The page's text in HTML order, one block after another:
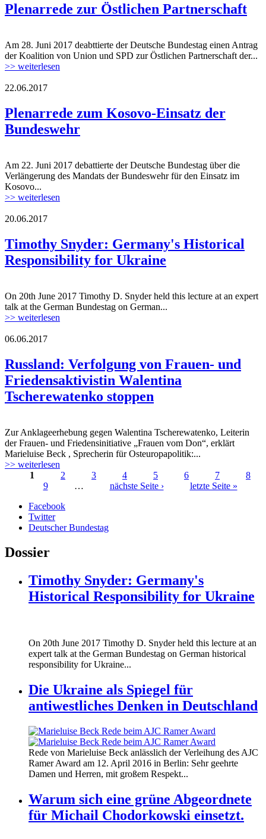
Plenarrede zur Östlichen Partnerschaft
170728_plenum_rede_oep.jpg
Am 28. Juni 2017 deabttierte der Deutsche Bundestag einen Antrag
der Koalition von Union und SPD zur Östlichen Partnerschaft der...
>> weiterlesen
170722_plenum_rede_kfor.jpg
22.06.2017
Plenarrede zum Kosovo-Einsatz der
Bundeswehr
170722_plenum_rede_kfor.jpg
Am 22. Juni 2017 debattierte der Deutsche Bundestag über die
Verlängerung des Mandats der Bundeswehr für den Einsatz im
Kosovo...
>> weiterlesen
170620_fg_ukraine_timothy_snyder.jpg
20.06.2017
Timothy Snyder: Germany's Historical
Responsibility for Ukraine
170620_fg_ukraine_timothy_snyder.jpg
On 20th June 2017 Timothy D. Snyder held this lecture at an expert
talk at the German Bundestag on German...
>> weiterlesen
06.06.2017
Russland: Verfolgung von Frauen- und
Friedensaktivistin Walentina
Tscherewatenko stoppen
Zur Anklageerhebung gegen Walentina Tscherewatenko, Leiterin
der Frauen- und Friedensinitiative „Frauen vom Don“, erklärt
Marieluise Beck , Sprecherin für Osteuropapolitik:...
>> weiterlesen
1 2 3 4 5 6 7
8
9
… nächste Seite ›
letzte Seite »
Facebook
Twitter
Deutscher Bundestag
Dossier
Timothy Snyder: Germany's
Historical Responsibility for Ukraine
On 20th June 2017 Timothy D. Snyder held this lecture at an
expert talk at the German Bundestag on German historical
responsibility for Ukraine...
Die Ukraine als Spiegel für
antiwestliches Denken in Deutschland
160412_ramer_award.jpg
160412_ramer_award.jpg
Rede von Marieluise Beck anlässlich der Verleihung des AJC
Ramer Award am 12. April 2016 in Berlin: Sehr geehrte
Damen und Herren, mit großem Respekt...
Warum sich eine grüne Abgeordnete
für Michail Chodorkowski einsetzt.